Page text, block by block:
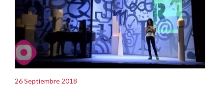
26 Septiembre 2018